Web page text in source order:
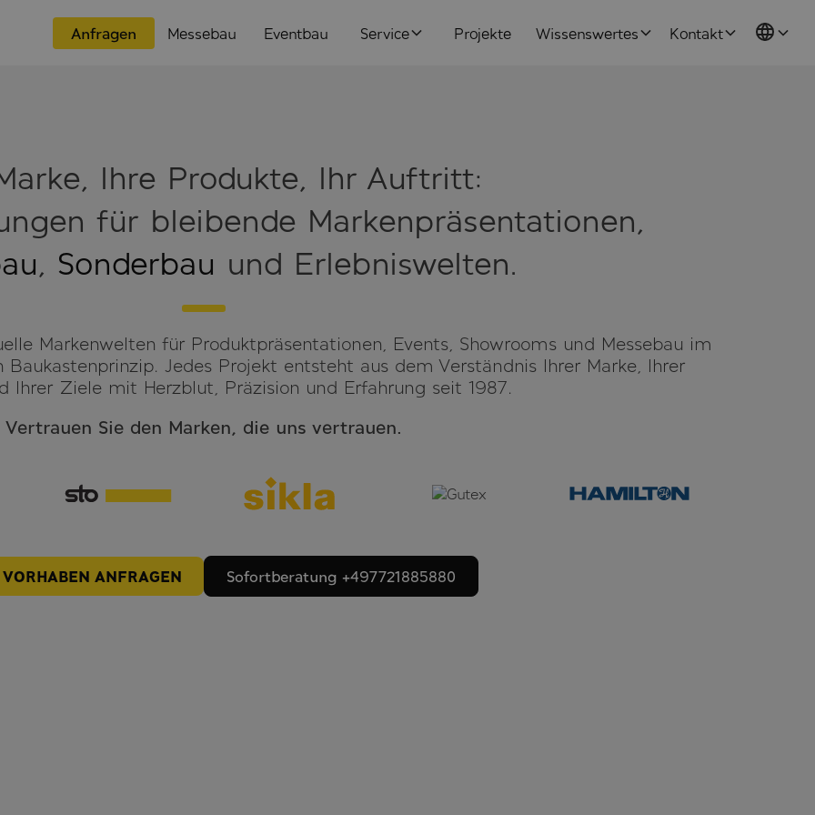
Anfragen Messebau Eventbau Service Projekte Wissenswertes Kontakt
Ihre Produkte, Ihr Auftritt:
für bleibende Markenpräsentationen,
, Sonderbau und Erlebniswelten.
Markenwelten für Produktpräsentationen, Events, Showrooms und Messebau im
Baukastenprinzip. Jedes Projekt entsteht aus dem Verständnis Ihrer Marke, Ihrer
Ihrer Ziele mit Herzblut, Präzision und Erfahrung seit 1987.
Vertrauen Sie den Marken, die uns vertrauen.
ANFRAGEN Sofortberatung +497721885880